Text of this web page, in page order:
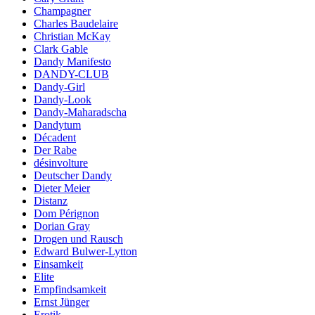
Champagner
Charles Baudelaire
Christian McKay
Clark Gable
Dandy Manifesto
DANDY-CLUB
Dandy-Girl
Dandy-Look
Dandy-Maharadscha
Dandytum
Décadent
Der Rabe
désinvolture
Deutscher Dandy
Dieter Meier
Distanz
Dom Pérignon
Dorian Gray
Drogen und Rausch
Edward Bulwer-Lytton
Einsamkeit
Elite
Empfindsamkeit
Ernst Jünger